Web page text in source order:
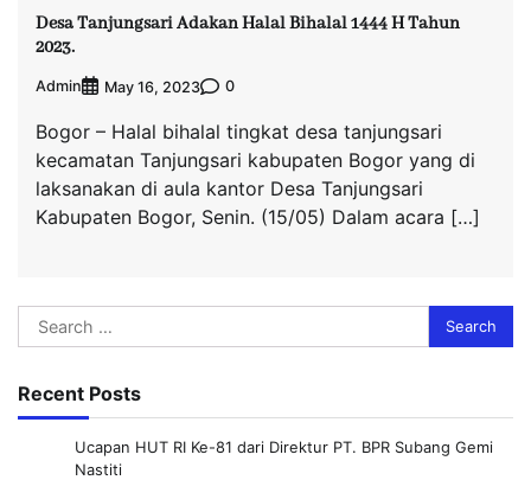
Desa Tanjungsari Adakan Halal Bihalal 1444 H Tahun
2023.
Admin May 16, 2023 0
Bogor – Halal bihalal tingkat desa tanjungsari
kecamatan Tanjungsari kabupaten Bogor yang di
laksanakan di aula kantor Desa Tanjungsari
Kabupaten Bogor, Senin. (15/05) Dalam acara […]
Search
for:
Recent Posts
Ucapan HUT RI Ke-81 dari Direktur PT. BPR Subang Gemi
Nastiti